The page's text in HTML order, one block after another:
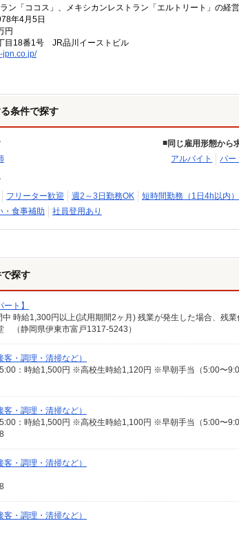
ン「ココス」、メキシカンレストラン「エルトリート」の経
年4月5日
円
目18番1号 JR品川イーストビル
jpn.co.jp/
条件で探す
同じ雇用形態から
アルバイト
パー
フリーター歓迎 週2～3日勤務OK 短時間勤務（1日4h以内
・食事補助 社員登用あり
探す
ト】
時給1,300円以上(試用期間2ヶ月) 残業が発生した場合、残業
（静岡県伊東市富戸1317-5243）
・調理・清掃など）
：時給1,500円 ※高校生時給1,120円 ※早朝手当（5:00〜
・調理・清掃など）
：時給1,500円 ※高校生時給1,100円 ※早朝手当（5:00〜
・調理・清掃など）
・調理・清掃など）